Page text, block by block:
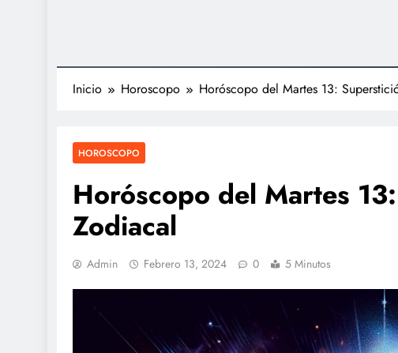
Inicio Horoscopo Horóscopo del Martes 13:
HOROSCOPO
Horóscopo del Martes
Zodiacal
Admin Febrero 13, 2024 0 5 Minutos